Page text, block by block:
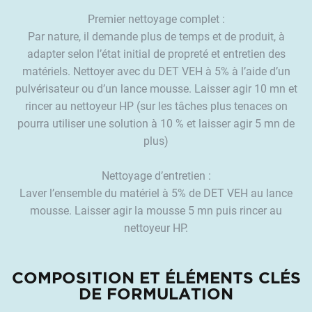
tous les coins et recoins du matériel et on voit bien ou
on a appliqué le produit.
Quels sont pour vous les avantages du DET VEH B ?
Plusieurs avantages à ce produit par rapport à
d'autres. Produit non agressif pour la peau ce qui est
important pour moi car je ne mets pas souvent les
EPI... Le prix est correct à l’utilisation si on l’utilise
accumuler les salissures, plus le matériel est sale et
plus on consomme du produit, ce n’est plus mon cas,
et efficacité ++++. Et puis Alain a bien insisté sur la
protection avant d’aller traiter, j’applique le KLIN
aussi mon temps de lavage et la quantité de
Premier nettoyage complet :
Par nature, il demande plus de temps et de produit, à
adapter selon l’état initial de propreté et entretien des
matériels. Nettoyer avec du DET VEH à 5% à l’aide d’un
pulvérisateur ou d’un lance mousse. Laisser agir 10 mn et
rincer au nettoyeur HP (sur les tâches plus tenaces on
pourra utiliser une solution à 10 % et laisser agir 5 mn de
plus)
Nettoyage d’entretien :
Laver l’ensemble du matériel à 5% de DET VEH au lance
mousse. Laisser agir la mousse 5 mn puis rincer au
nettoyeur HP.
COMPOSITION ET ÉLÉMENTS CLÉS
DE FORMULATION